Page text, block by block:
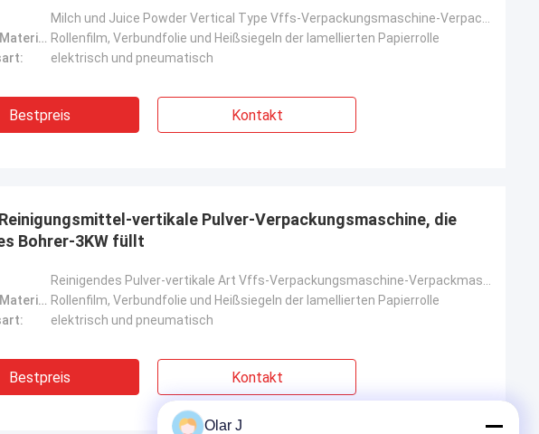
Packaing-Material: Rollenfilm, Verbundfolie und Heißsiegeln der lamellierten Papierrolle
elektrisch und pneumatisch
Bestpreis Kontakt
vertikale Pulver-Verpackungsmaschine, die
Bohrer-3KW füllt
Packaing-Material: Rollenfilm, Verbundfolie und Heißsiegeln der lamellierten Papierrolle
elektrisch und pneumatisch
Bestpreis Kontakt
Olar J